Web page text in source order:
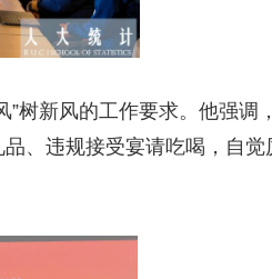
树新风的工作要求。他强调
、违规接受宴请吃喝，自觉